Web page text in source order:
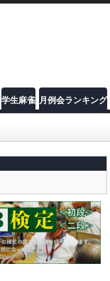
学生麻雀 月例会ランキング